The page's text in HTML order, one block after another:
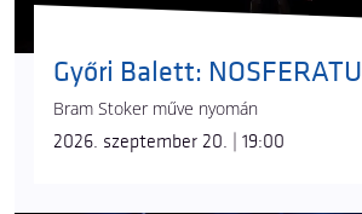
Győri Balett: NOSFERATU
Bram Stoker műve nyomán
2026. szeptember 20. | 19:00